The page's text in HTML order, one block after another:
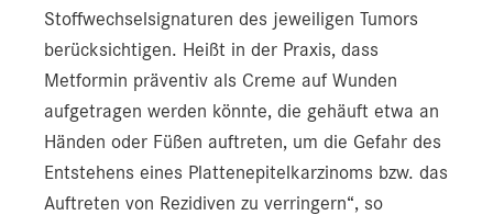
Stoffwechselsignaturen des jeweiligen Tumors
berücksichtigen. Heißt in der Praxis, dass
Metformin präventiv als Creme auf Wunden
aufgetragen werden könnte, die gehäuft etwa an
Händen oder Füßen auftreten, um die Gefahr des
Entstehens eines Plattenepitelkarzinoms bzw. das
Auftreten von Rezidiven zu verringern“, so